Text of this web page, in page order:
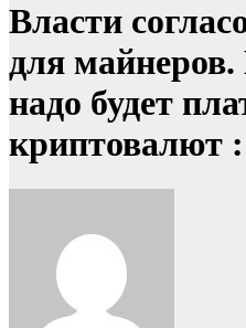
Власти
для
надо будет
криптовалют